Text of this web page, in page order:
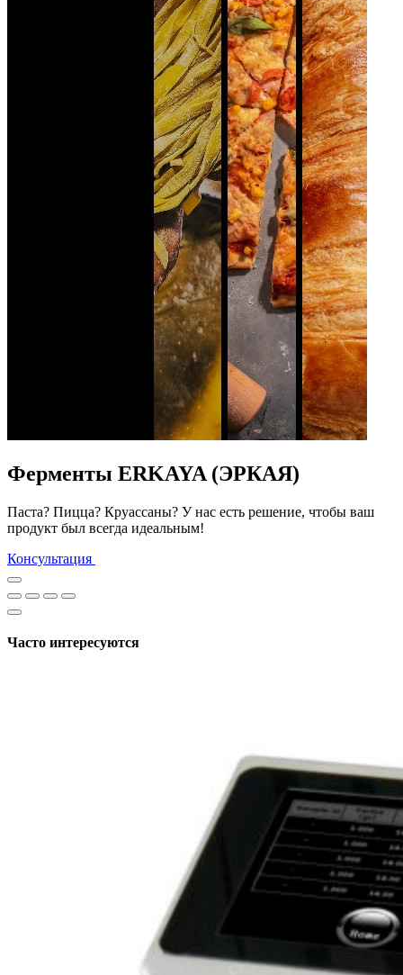
Ферменты ERKAYA (ЭРКАЯ)
Паста? Пицца? Круассаны? У нас есть решение, чтобы ваш
продукт был всегда идеальным!
Консультация
Часто интересуются